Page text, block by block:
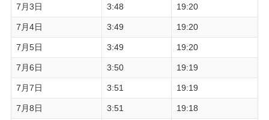
7月3日 3:48 19:20
7月4日 3:49 19:20
7月5日 3:49 19:20
7月6日 3:50 19:19
7月7日 3:51 19:19
7月8日 3:51 19:18